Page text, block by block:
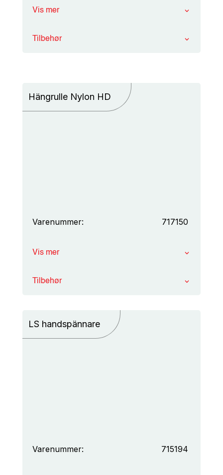
Vis mer
Tilbehør
Hängrulle Nylon HD
Varenummer: 717150
Vis mer
Tilbehør
LS handspännare
Varenummer: 715194